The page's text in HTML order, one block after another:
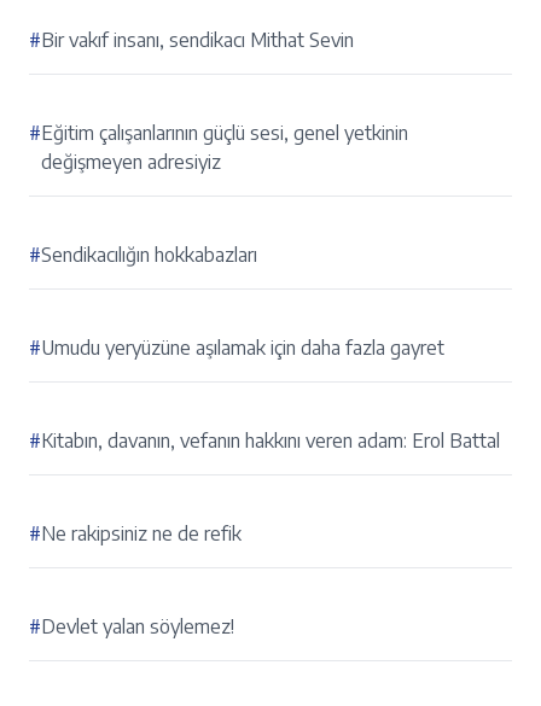
#Bir vakıf insanı, sendikacı Mithat Sevin
#Eğitim çalışanlarının güçlü sesi, genel yetkinin
değişmeyen adresiyiz
#Sendikacılığın hokkabazları
#Umudu yeryüzüne aşılamak için daha fazla gayret
#Kitabın, davanın, vefanın hakkını veren adam: Erol Battal
#Ne rakipsiniz ne de refik
#Devlet yalan söylemez!